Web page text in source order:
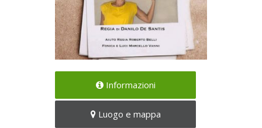
Una commedia piena di risate
Dal 23/04/2022 al
24/04/2022
Informazioni
Luogo e mappa